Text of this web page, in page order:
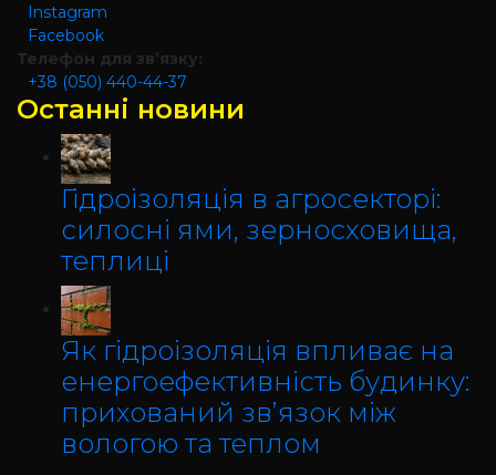
Instagram
Facebook
Телефон для зв’язку:
+38 (050) 440-44-37
Останні новини
Гідроізоляція в агросекторі:
силосні ями, зерносховища,
теплиці
Як гідроізоляція впливає на
енергоефективність будинку:
прихований зв’язок між
вологою та теплом